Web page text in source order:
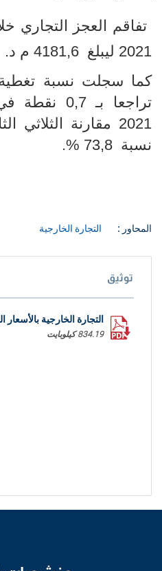
تفاقم العجز التجاري
2021 ليبلغ
4181,6 م د.
كما سجلت نسبة تغطية
تراجعا بـ
نسبة 73,8 %.
المحاور : التجارة الخارجية
توثيق
التجارة الخارجية بالأسعار
834.19 كيلوبايت